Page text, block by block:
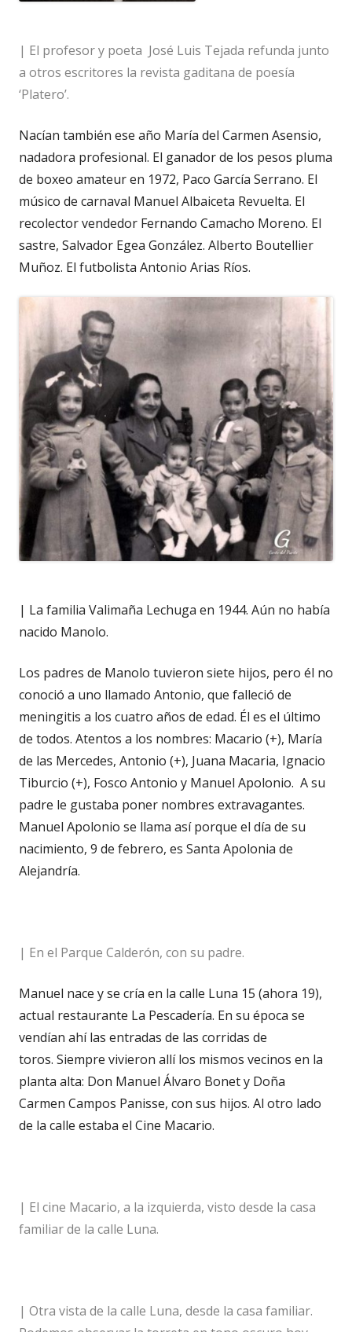
| El profesor y poeta José Luis Tejada refunda junto
a otros escritores la revista gaditana de poesía
‘Platero’.
Nacían también ese año María del Carmen Asensio,
nadadora profesional. El ganador de los pesos pluma
de boxeo amateur en 1972, Paco García Serrano. El
músico de carnaval Manuel Albaiceta Revuelta. El
recolector vendedor Fernando Camacho Moreno. El
sastre, Salvador Egea González. Alberto Boutellier
Muñoz. El futbolista Antonio Arias Ríos.
| La familia Valimaña Lechuga en 1944. Aún no había
nacido Manolo.
Los padres de Manolo tuvieron siete hijos, pero él no
conoció a uno llamado Antonio, que falleció de
meningitis a los cuatro años de edad. Él es el último
de todos. Atentos a los nombres: Macario (+), María
de las Mercedes, Antonio (+), Juana Macaria, Ignacio
Tiburcio (+), Fosco Antonio y Manuel Apolonio. A su
padre le gustaba poner nombres extravagantes.
Manuel Apolonio se llama así porque el día de su
nacimiento, 9 de febrero, es Santa Apolonia de
Alejandría.
| En el Parque Calderón, con su padre.
Manuel nace y se cría en la calle Luna 15 (ahora 19),
actual restaurante La Pescadería. En su época se
vendían ahí las entradas de las corridas de
toros. Siempre vivieron allí los mismos vecinos en la
planta alta: Don Manuel Álvaro Bonet y Doña
Carmen Campos Panisse, con sus hijos. Al otro lado
de la calle estaba el Cine Macario.
| El cine Macario, a la izquierda, visto desde la casa
familiar de la calle Luna.
| Otra vista de la calle Luna, desde la casa familiar.